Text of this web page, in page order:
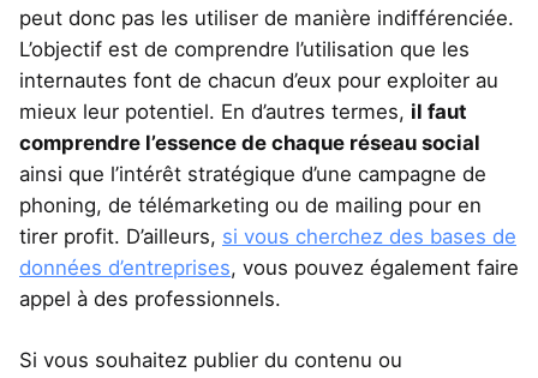
peut donc pas les utiliser de manière indifférenciée.
L’objectif est de comprendre l’utilisation que les
internautes font de chacun d’eux pour exploiter au
mieux leur potentiel. En d’autres termes, il faut
comprendre l’essence de chaque réseau social
ainsi que l’intérêt stratégique d’une campagne de
phoning, de télémarketing ou de mailing pour en
tirer profit. D’ailleurs, si vous cherchez des bases de
données d’entreprises, vous pouvez également faire
appel à des professionnels.
Si vous souhaitez publier du contenu ou